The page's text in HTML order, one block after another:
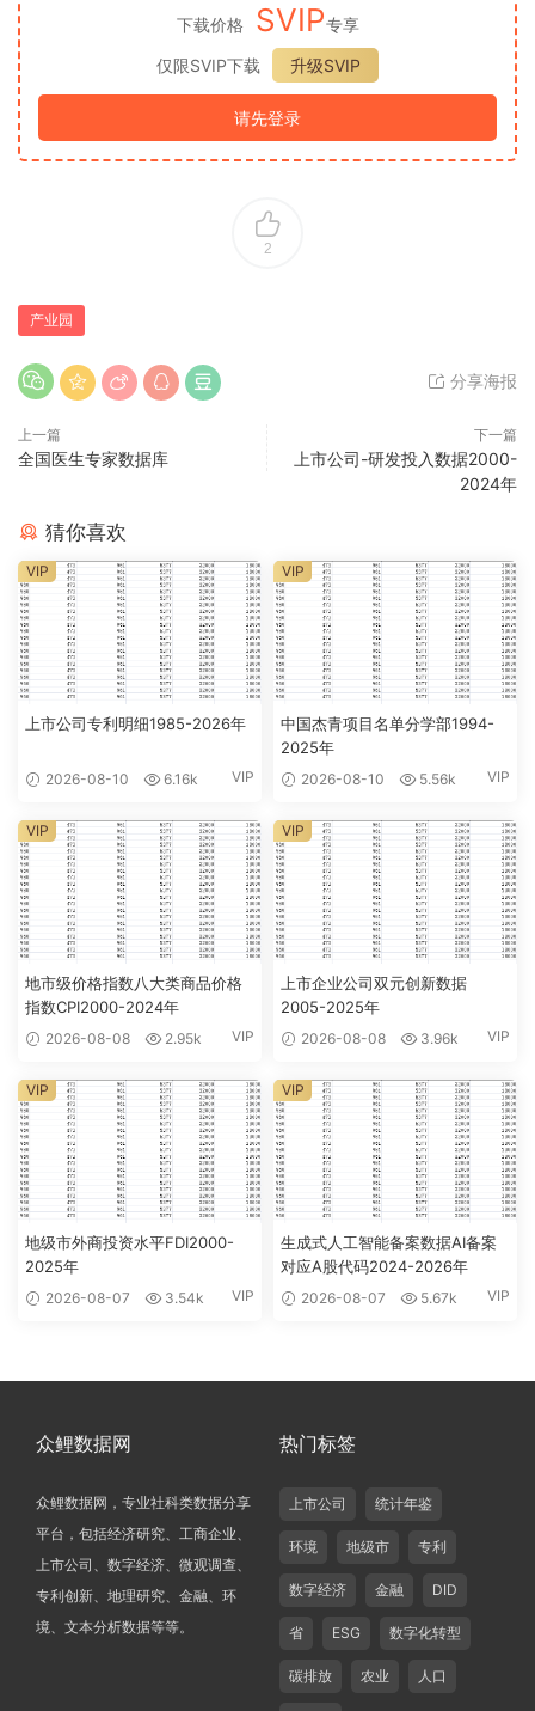
下载价格 SVIP专享
仅限SVIP下载
升级SVIP
请先登录
2
产业园
分享海报
上一篇
全国医生专家数据库
下一篇
上市公司-研发投入数据2000-
2024年
猜你喜欢
上市公司专利明细1985-2026年
2026-08-10 6.16k VIP
VIP
中国杰青项目名单分学部1994-
2025年
2026-08-10 5.56k VIP
VIP
地市级价格指数八大类商品价格
指数CPI2000-2024年
2026-08-08 2.95k VIP
VIP
上市企业公司双元创新数据
2005-2025年
2026-08-08 3.96k VIP
VIP
地级市外商投资水平FDI2000-
2025年
2026-08-07 3.54k VIP
VIP
生成式人工智能备案数据AI备案
对应A股代码2024-2026年
2026-08-07 5.67k VIP
VIP
众鲤数据网
众鲤数据网，专业社科类数据分享
平台，包括经济研究、工商企业、
上市公司、数字经济、微观调查、
专利创新、地理研究、金融、环
境、文本分析数据等等。
热门标签
上市公司 统计年鉴
环境 地级市 专利
数字经济 金融 DID
省 ESG 数字化转型
碳排放 农业 人口